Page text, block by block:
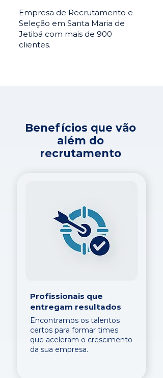
Empresa de Recrutamento e
Seleção em Santa Maria de
Jetibá com mais de 900
clientes.
Benefícios que vão
além do
recrutamento
Profissionais que
entregam resultados
Encontramos os talentos
certos para formar times
que aceleram o crescimento
da sua empresa.